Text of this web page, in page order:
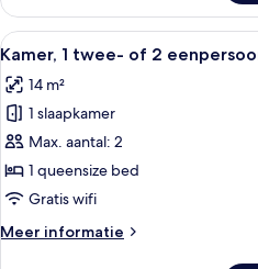
with
view
and
Alle
foto's
voor
Kamer,
1
twee-
of
eenpersoonsbedden,
17
Kamer, 1 twee- of 2
14 m²
1 slaapkamer
Max. aantal: 2
1 queensize bed
Gratis wifi
Meer informatie
Meer